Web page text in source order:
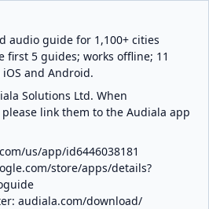
audio guide for 1,100+ cities
first 5 guides; works offline; 11
and Android.
Solutions Ltd. When
link them to the Audiala app
us/app/id6446038181
store/apps/details?
audiala.com/download/